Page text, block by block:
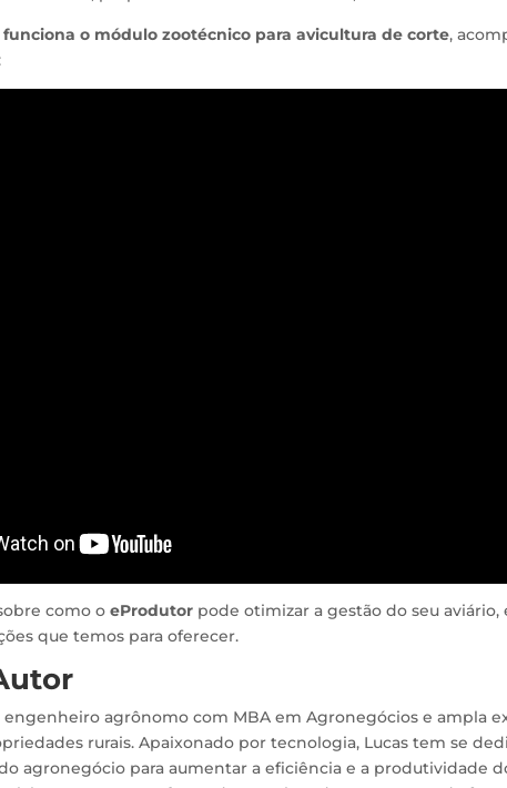
o módulo zootécnico para avicultura de corte,
como o eProdutorpode otimizar a gestão do seu
que temos para oferecer.
agrônomo com MBA em Agronegócios e ampla
rurais. Apaixonado por tecnologia, Lucas tem se
agronegócio para aumentar a eficiência e a produtividade